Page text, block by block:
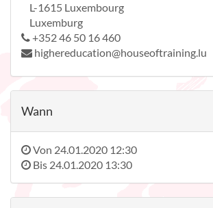
L-1615 Luxembourg
Luxemburg
+352 46 50 16 460
highereducation@houseoftraining.lu
Wann
Von 24.01.2020 12:30
Bis 24.01.2020 13:30